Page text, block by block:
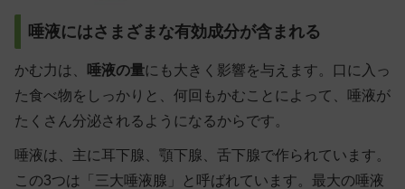
唾液にはさまざまな有効成分が含まれる
かむ力は、 唾液の量にも大きく影響を与えます。口に入っ
た食べ物をしっかりと、何回もかむことによって、唾液が
たくさん分泌されるようになるからです。
唾液は、主に耳下腺、顎下腺、舌下腺で作られています。
この3つは「三大唾液腺」と呼ばれています。最大の唾液